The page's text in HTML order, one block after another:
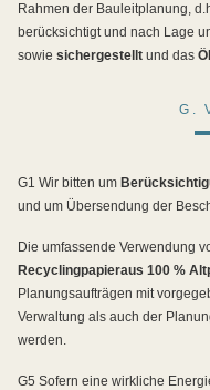
Rahmen der Bauleitplanung,
berücksichtigt und nach Lage
sowie sichergestellt und das
G.
G1 Wir bitten um
und um Übersendung der
Die umfassende Verwendung
Recyclingpapieraus 100 %
Planungsaufträgen mit
Verwaltung als auch der
werden.
G5 Sofern eine wirkliche